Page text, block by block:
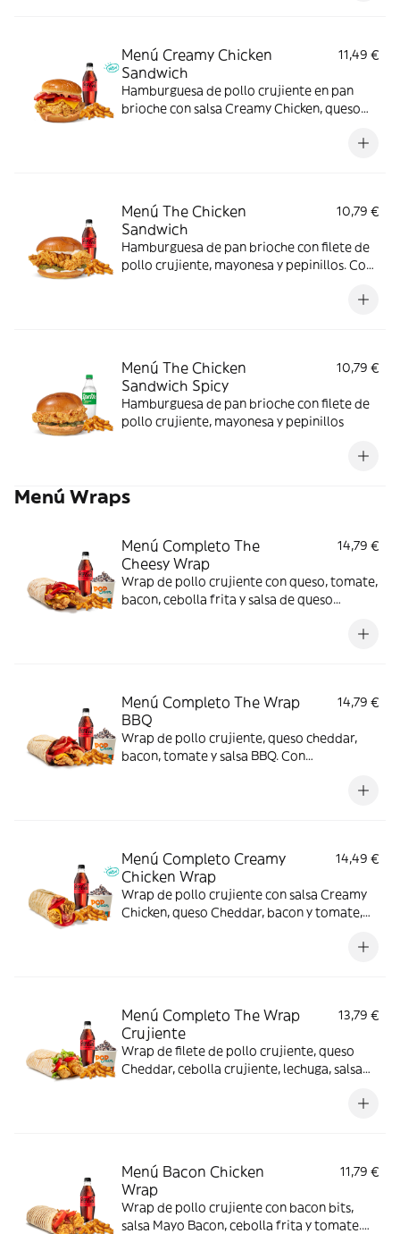
Menú Creamy Chicken
Sandwich
11,49 €
Hamburguesa de pollo crujiente en pan
brioche con salsa Creamy Chicken, queso
Menú The Chicken
Sandwich
10,79 €
Hamburguesa de pan brioche con filete de
pollo crujiente, mayonesa y pepinillos. Con
Menú The Chicken
Sandwich Spicy
10,79 €
Hamburguesa de pan brioche con filete de
pollo crujiente, mayonesa y pepinillos
Menú Wraps
Menú Completo The
Cheesy Wrap
14,79 €
Wrap de pollo crujiente con queso, tomate,
bacon, cebolla frita y salsa de queso
Menú Completo The Wrap
BBQ
14,79 €
Wrap de pollo crujiente, queso cheddar,
bacon, tomate y salsa BBQ. Con
Menú Completo Creamy
Chicken Wrap
14,49 €
Wrap de pollo crujiente con salsa Creamy
Chicken, queso Cheddar, bacon y tomate,
helado. Sabor completo de principio a fin.
Menú Completo The Wrap
Crujiente
13,79 €
Wrap de filete de pollo crujiente, queso
Cheddar, cebolla crujiente, lechuga, salsa
Menú Bacon Chicken
Wrap
11,79 €
Wrap de pollo crujiente con bacon bits,
salsa Mayo Bacon, cebolla frita y tomate.